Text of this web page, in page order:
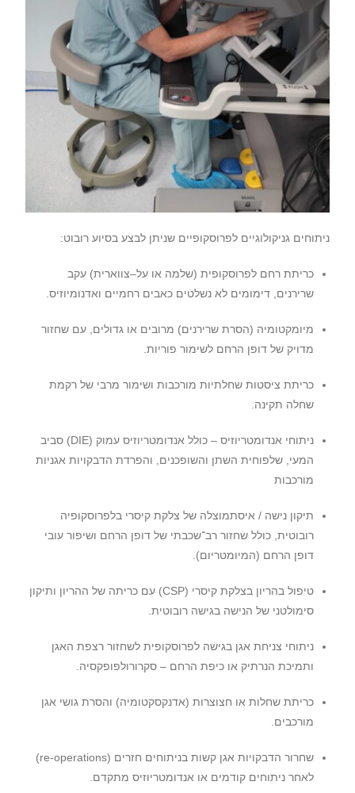
ניתוחים גניקולוגיים לפרוסקופיים שניתן לבצע בסיוע רובוט:
כריתת רחם לפרוסקופית (שלמה או על–צווארית)עקב
שרירנים ,דימומים לא נשלטים כאבים רחמיים ואדנומיוזיס
מיומקטומיה (הסרת שרירנים) מרובים או גדולים ,עם שחזור
מדויק של דופן הרחם לשימור פוריות
כריתת ציסטות שחלתיות מורכבות ושימור מרבי של רקמת
שחלה תקינה
ניתוחי אנדומטריוזיס – כולל אנדומטריוזיס עמוק (DIE)
סביב
המעי ,שלפוחית השתן והשופכנים
והפרדת הדבקויות אגניות
מורכבות
תיקון נישה/ איסתמוצלה של צלקת קיסרי בלפרוסקופיה
רובוטית ,כולל שחזור רב־שכבתי של דופן הרחם ושיפור עובי
דופן הרחם (המיומטריום).
טיפול בהריון בצלקת קיסרי (CSP)
עם כריתה של ההריון ותיקון
סימולטני של הנישה בגישה רובוטית
ניתוחי צניחת אגן בגישה לפרוסקופית לשחזור רצפת האגן
ותמיכת הנרתיק או כיפת הרחם – סקרורולפופקסיה
כריתת שחלות או חצוצרות (אדנקסקטומיה) והסרת גושי אגן
מורכבים
שחרור הדבקויות אגן קשות בניתוחים חזרים (re-operations)
לאחר ניתוחים קודמים או אנדומטריוזיס מתקדם